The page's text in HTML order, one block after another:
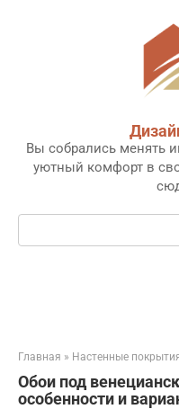
Вы собрались менять
уютный комфорт в
Поиск:
Главная » Настенные
Обои под
особенности и